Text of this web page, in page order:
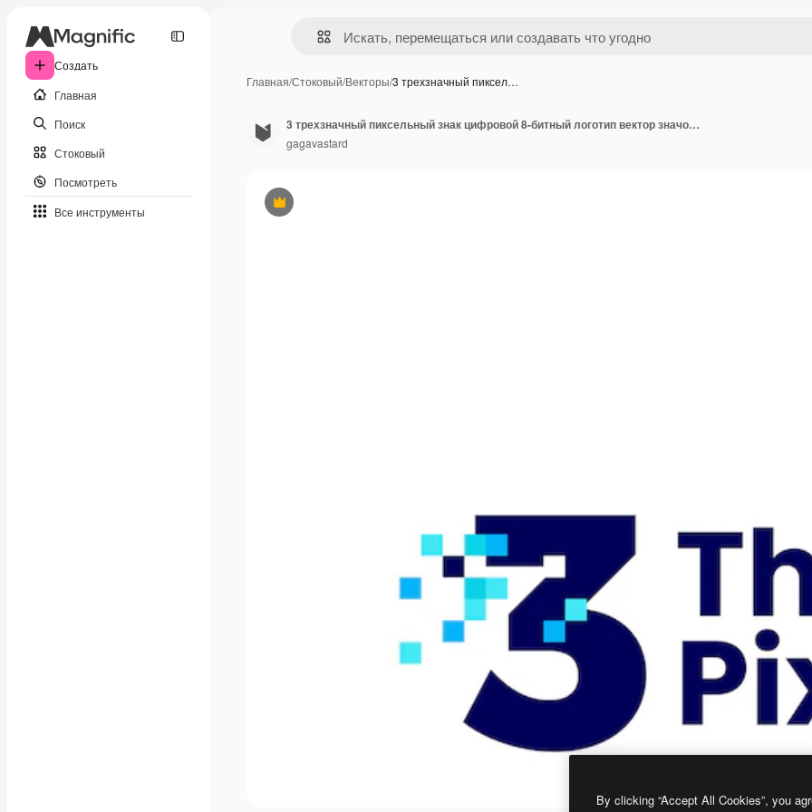
Создать
Главная
Поиск
Стоковый
Посмотреть
Все инструменты
Главная/Стоковый/Векторы/3 трехзначный пиксел…
Премиум
3 трехзначный пиксельный знак цифровой 8-битный логотип вектор значок иллюстрации
gagavastard
By clicking “Accept All Cookies”, you